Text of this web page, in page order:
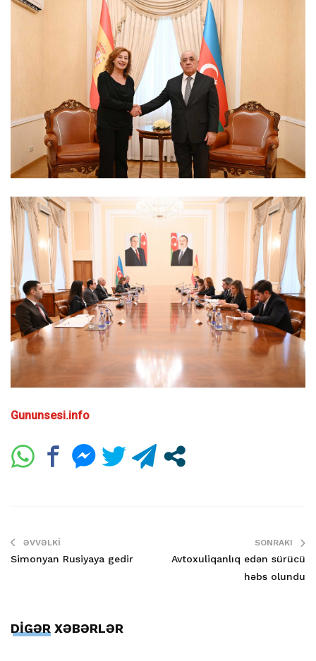
Gununsesi.info
ƏVVƏLKI
Simonyan Rusiyaya gedir
SONRAKI
Avtoxuliqanlıq edən sürücü
həbs olundu
DİGƏR XƏBƏRLƏR